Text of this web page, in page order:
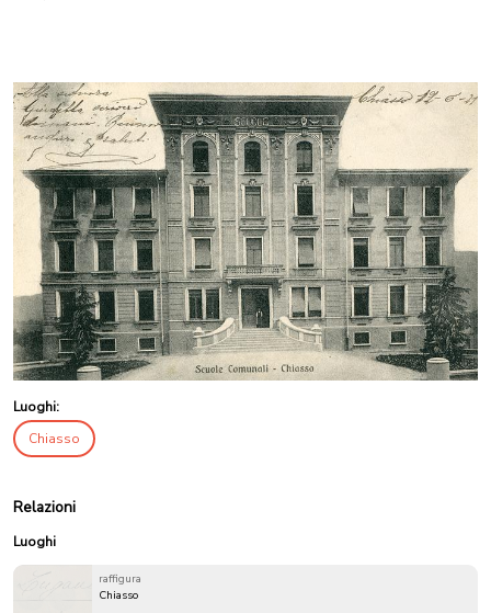
Luoghi:
Chiasso
Relazioni
Luoghi
raffigura
Chiasso